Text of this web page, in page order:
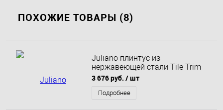
ПОХОЖИЕ ТОВАРЫ (8)
Juliano плинтус из
нержавеющей стали Tile Trim
SY044-1S-60H 6х270
3 676 руб. / шт
Подробнее